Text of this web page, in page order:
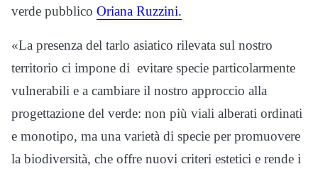
verde pubblico Oriana Ruzzini.
«La presenza del tarlo asiatico rilevata sul nostro
territorio ci impone di evitare specie particolarmente
vulnerabili e a cambiare il nostro approccio alla
progettazione del verde: non più viali alberati ordinati
e monotipo, ma una varietà di specie per promuovere
la biodiversità, che offre nuovi criteri estetici e rende i